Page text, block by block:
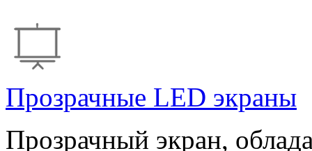
Прозрачные LED экраны
Прозрачный экран,